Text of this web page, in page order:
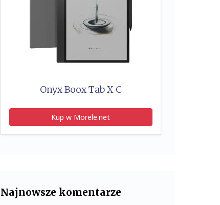
Onyx Boox Tab X C
Kup w Morele.net
Najnowsze komentarze